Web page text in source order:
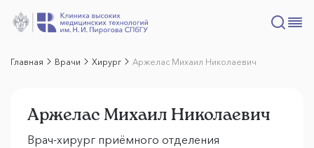
Главная Врачи Хирург Аржелас Михаил Николаевич
Аржелас Михаил Николаевич
Врач-хирург приёмного отделения